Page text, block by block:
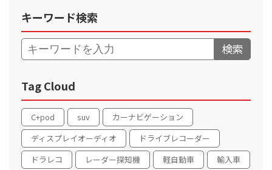
キーワード検索
検索
Tag Cloud
C+pod suv
カーナビゲーション
ディスプレイオーディオ
ドライブレコーダー
ドラレコ
レーダー探知機 軽自動車 輸入車